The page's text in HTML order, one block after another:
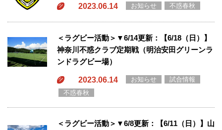
2023.06.14 お知らせ 不惑春秋
＜ラグビー活動＞▼6/14更新：【6/18（日）】
神奈川不惑クラブ定期戦（明治安田グリーンラ
ンドラグビー場）
2023.06.14 お知らせ
試合情報
不惑春秋
＜ラグビー活動＞▼6/8更新：【6/11（日）】山